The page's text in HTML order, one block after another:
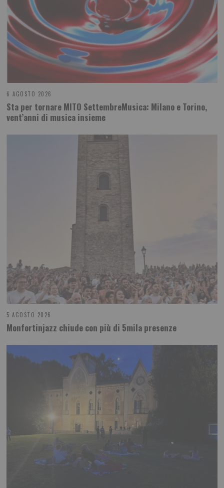
6 AGOSTO 2026
Sta per tornare MITO SettembreMusica: Milano e Torino,
vent’anni di musica insieme
5 AGOSTO 2026
Monfortinjazz chiude con più di 5mila presenze